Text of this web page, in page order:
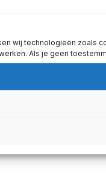
wij technologieën zoals
Als je geen